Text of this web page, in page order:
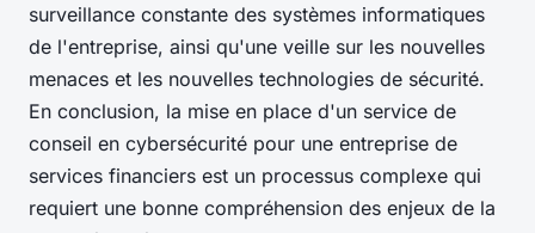
surveillance constante des systèmes informatiques
de l'entreprise, ainsi qu'une veille sur les nouvelles
menaces et les nouvelles technologies de sécurité.
En conclusion, la mise en place d'un service de
conseil en cybersécurité pour une entreprise de
services financiers est un processus complexe qui
requiert une bonne compréhension des enjeux de la